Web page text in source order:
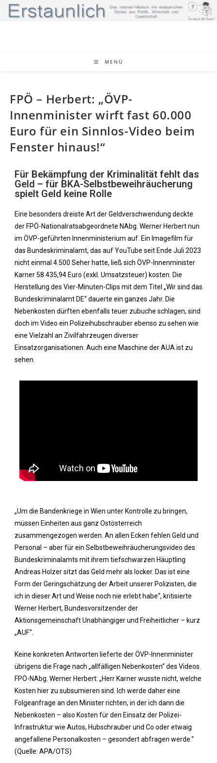
MENÜ
FPÖ – Herbert: „ÖVP-
Innenminister wirft fast 60.000
Euro für ein Sinnlos-Video beim
Fenster hinaus!“
Für Bekämpfung der Kriminalität fehlt das
Geld – für BKA-Selbstbeweihräucherung
spielt Geld keine Rolle
Eine besonders dreiste Art der Geldverschwendung deckte
der FPÖ-Nationalratsabgeordnete NAbg. Werner Herbert nun
im ÖVP-geführten Innenministerium auf. Ein Imagefilm für
das Bundeskriminalamt, das auf YouTube seit Ende Juli 2023
nicht einmal 4.500 Seher hatte, ließ sich ÖVP-Innenminister
Karner 58.435,94 Euro (exkl. Umsatzsteuer) kosten. Die
Herstellung des Vier-Minuten-Clips mit dem Titel „Wir sind das
Bundeskriminalamt DE“ dauerte ein ganzes Jahr. Die
Nebenkosten dürften ebenfalls teuer zubuche schlagen, sind
doch im Video ein Polizeihubschrauber ebenso zu sehen wie
eine Vielzahl an Zivilfahrzeugen diverser
Einsatzorganisationen. Auch eine Maschine der AUA ist zu
sehen.
„Um die Bandenkriege in Wien unter Kontrolle zu bringen,
müssen Einheiten aus ganz Ostösterreich
zusammengezogen werden. An allen Ecken fehlen Geld und
Personal – aber für ein Selbstbeweihräucherungsvideo des
Bundeskriminalamts mit ihrem tiefschwarzen Häuptling
Andreas Holzer sitzt das Geld mehr als locker. Das ist eine
Form der Geringschätzung der Arbeit unserer Polizisten, die
ich in dieser Art und Weise noch nie erlebt habe“, kritisierte
Werner Herbert, Bundesvorsitzender der
Aktionsgemeinschaft Unabhängiger und Freiheitlicher – kurz
„AUF“.
Keine konkreten Antworten lieferte der ÖVP-Innenminister
übrigens die Frage nach „allfälligen Nebenkosten“ des Videos.
FPÖ-NAbg. Werner Herbert: „Herr Karner wusste nicht, welche
Kosten hier zu subsumieren sind. Ich werde daher eine
Folgeanfrage an den Minister richten, in der ich dann die
Nebenkosten – also Kosten für den Einsatz der Polizei-
Infrastruktur wie Autos, Hubschrauber und Co oder etwaig
angefallene Personalkosten – gesondert abfragen werde.“
(Quelle: APA/OTS)